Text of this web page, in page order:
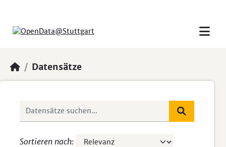
Datensätze
Sortieren nach